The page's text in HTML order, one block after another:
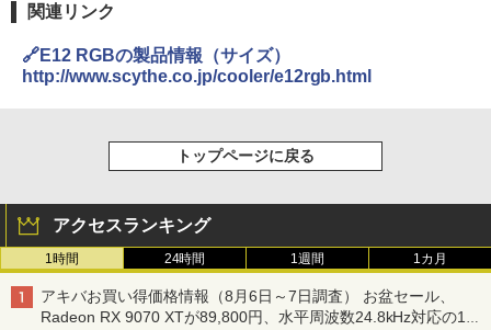
関連リンク
🔗E12 RGBの製品情報（サイズ）
http://www.scythe.co.jp/cooler/e12rgb.html
トップページに戻る
アクセスランキング
1時間 24時間 1週間 1カ月
アキバお買い得価格情報（8月6日～7日調査） お盆セール、
Radeon RX 9070 XTが89,800円、水平周波数24.8kHz対応の17